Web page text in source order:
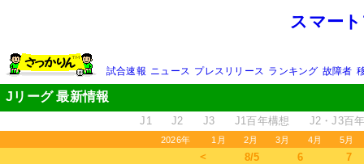
スマー
試合速報 ニュース プレスリリース ランキング 故障者
Jリーグ 最新情報
J1 J2 J3 J1百年構想 J2・J3百
2026年 1月 2月 3月 4月 5月
＜ 8/5 6 7